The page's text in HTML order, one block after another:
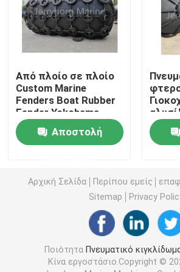
Επιπλέον πνευματικό κιγκλίδωμα
Θαλάσσιος λαστιχένιος
γεμισμένο αφρός κιγκλίδωμα
θαλάσσια μάνικα πετρελαίου
Αερόσακος προώθησης σκαφών
Βαριοί ανυψωτικοί αερόσακοι
Σημαντήρας θαλάσσιας
Από πλοίο σε πλοίο
Custom Marine
Fenders Boat Rubber
Fender Yokohama
Type Pneumatic
Fender Αποστολή
Αρχική Σελίδα Περίπου εμείς
Sitemap
Privacy
Ποιότητα Πνευματικό
Κίνα εργοστάσιο.Copyright ©